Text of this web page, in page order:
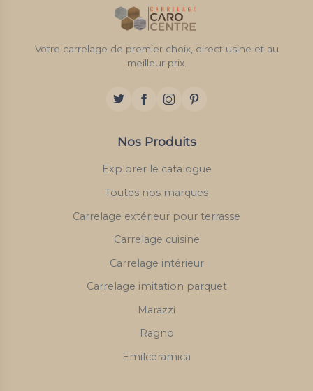
Votre carrelage de premier choix, direct usine et au
meilleur prix.
Nos Produits
Explorer le catalogue
Toutes nos marques
Carrelage extérieur pour terrasse
Carrelage cuisine
Carrelage intérieur
Carrelage imitation parquet
Marazzi
Ragno
Emilceramica